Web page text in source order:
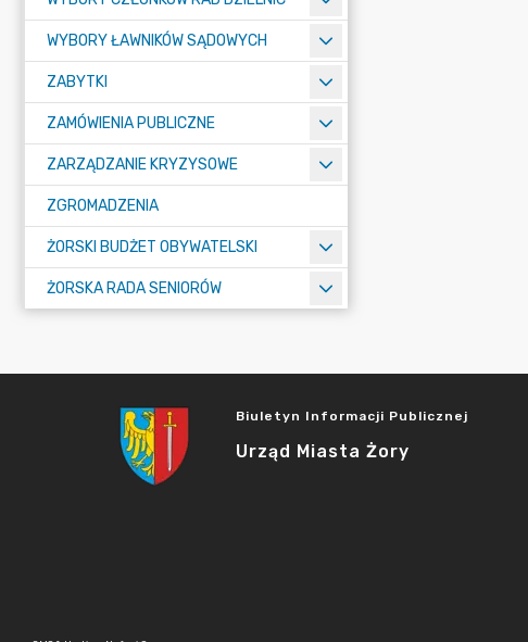
WYBORY ŁAWNIKÓW SĄDOWYCH
ZABYTKI
ZAMÓWIENIA PUBLICZNE
ZARZĄDZANIE KRYZYSOWE
ZGROMADZENIA
ŻORSKI BUDŻET OBYWATELSKI
ŻORSKA RADA SENIORÓW
Biuletyn Informacji Publicznej
Urząd Miasta Żory